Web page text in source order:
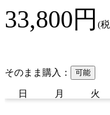
33,800円 (
そのまま購入： 可能
日 月 火